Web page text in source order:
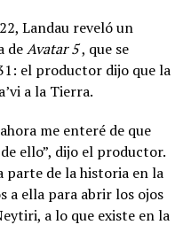
Landau reveló un
deAvatar 5, que se
el productor dijo que la
a la Tierra.
me enteré de que
ello”, dijo el productor.
parte de la historia en la
a ella para abrir los ojos
a lo que existe en la